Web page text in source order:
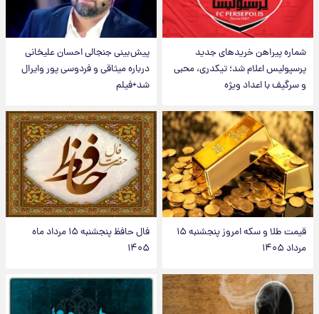
شماره پیراهن خریدهای جدید
پرسپولیس اعلام شد؛ تیکدری، محبی
و سرگیف با اعداد ویژه
پیش‌بینی جنجالی احسان علیخانی
درباره میثاقی و فردوسی پور وایرال
شد+فیلم
قیمت طلا و سکه امروز پنجشنبه ۱۵
مرداد ۱۴۰۵
فال حافظ پنجشنبه ۱۵ مرداد ماه
۱۴۰۵